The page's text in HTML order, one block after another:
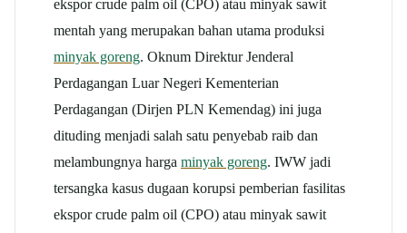
ekspor crude palm oil (CPO) atau minyak sawit
mentah yang merupakan bahan utama produksi
minyak goreng. Oknum Direktur Jenderal
Perdagangan Luar Negeri Kementerian
Perdagangan (Dirjen PLN Kemendag) ini juga
dituding menjadi salah satu penyebab raib dan
melambungnya harga minyak goreng. IWW jadi
tersangka kasus dugaan korupsi pemberian fasilitas
ekspor crude palm oil (CPO) atau minyak sawit